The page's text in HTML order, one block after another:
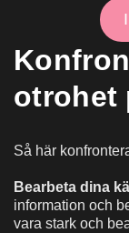
otrohet
Så här
Bearbeta dina
information och
vara stark och